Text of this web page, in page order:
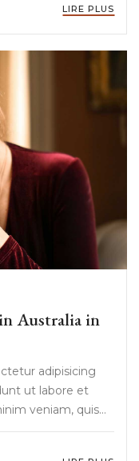
LIRE PLUS
Australia in
adipisicing
ut labore et
veniam, quis
ut aliquip ex ea